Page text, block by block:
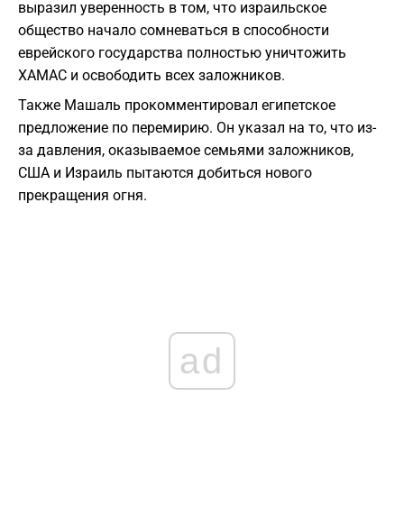
выразил уверенность в том, что израильское
общество начало сомневаться в способности
еврейского государства полностью уничтожить
ХАМАС и освободить всех заложников.
Также Машаль прокомментировал египетское
предложение по перемирию. Он указал на то, что из-
за давления, оказываемое семьями заложников,
США и Израиль пытаются добиться нового
прекращения огня.
ad